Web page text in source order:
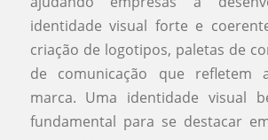
identidade visual forte e
criação de logotipos, paletas de
de comunicação que refletem
marca. Uma identidade visual
fundamental para se destacar